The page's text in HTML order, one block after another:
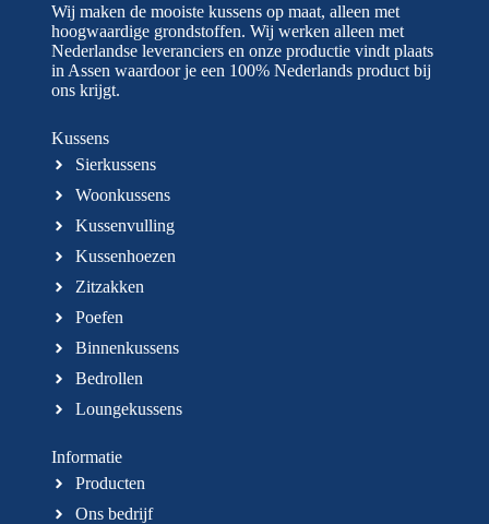
Wij maken de mooiste kussens op maat, alleen met
hoogwaardige grondstoffen. Wij werken alleen met
Nederlandse leveranciers en onze productie vindt plaats
in Assen waardoor je een 100% Nederlands product bij
ons krijgt.
Kussens
Sierkussens
Woonkussens
Kussenvulling
Kussenhoezen
Zitzakken
Poefen
Binnenkussens
Bedrollen
Loungekussens
Informatie
Producten
Ons bedrijf